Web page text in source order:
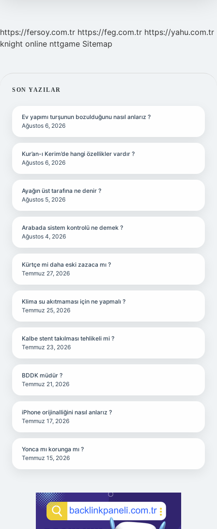
https://fersoy.com.tr https://feg.com.tr https://yahu.com.tr
knight online nttgame Sitemap
SIDEBAR
SON YAZILAR
Ev yapımı turşunun bozulduğunu nasıl anlarız ?
Ağustos 6, 2026
Kur’an-ı Kerim’de hangi özellikler vardır ?
Ağustos 6, 2026
Ayağın üst tarafına ne denir ?
Ağustos 5, 2026
Arabada sistem kontrolü ne demek ?
Ağustos 4, 2026
Kürtçe mi daha eski zazaca mı ?
Temmuz 27, 2026
Klima su akıtmaması için ne yapmalı ?
Temmuz 25, 2026
Kalbe stent takılması tehlikeli mi ?
Temmuz 23, 2026
BDDK müdür ?
Temmuz 21, 2026
iPhone orijinalliğini nasıl anlarız ?
Temmuz 17, 2026
Yonca mı korunga mı ?
Temmuz 15, 2026